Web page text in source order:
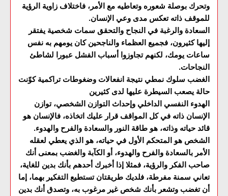
وتحرك بوصلة شعوره وتعاطيه مع الأمر، فاختلاف زاوية الرؤية
للموقف ذاته تعكس مدى وعي الإنسان.
السعادة والرغبة في النجاح والتحقق سمات شخصية يفتقر
إليها كثيرون، فجميع العظماء والناجحين كان يومهم به نفس
ساعات يومك، لكنهم تجاوزوا أسباب الفشل عبورا لشاطئ
النجاحات.
الغضب سلوك نمطي نتيجة انفعالات وضغوطات تراكمية كوّنت
حالة يصعب السيطرة عليها لدى كثيرين
الهدوء النفسي الداخلي وإحداث التوازن الشخصي، توازن
الإنسان ذاته في كل المواقف قرار عليك اتخاذه، فالإنسان هو
قائد حياته وذاته، هو طاقة النور والسعادة والفرح والهدوء.
الشخص هو المتحكم الأول في حياته، هو الذي يعطي لعقله
الأمر بالسعادة والفرح والهدوء، أو الكآبة والغضب بمعنى أنك
صاحب الفكر والرؤية، فمثلا إذا أخبرك أحدهم بأنك بدين للغاية،
تعاني سمنة مفرطة، فلديك طريقتان تستطيع التفكير بهما، إما
أن تغضب وتشعر بأنك شخص غير مرغوب به، وتصدق أنك بدين